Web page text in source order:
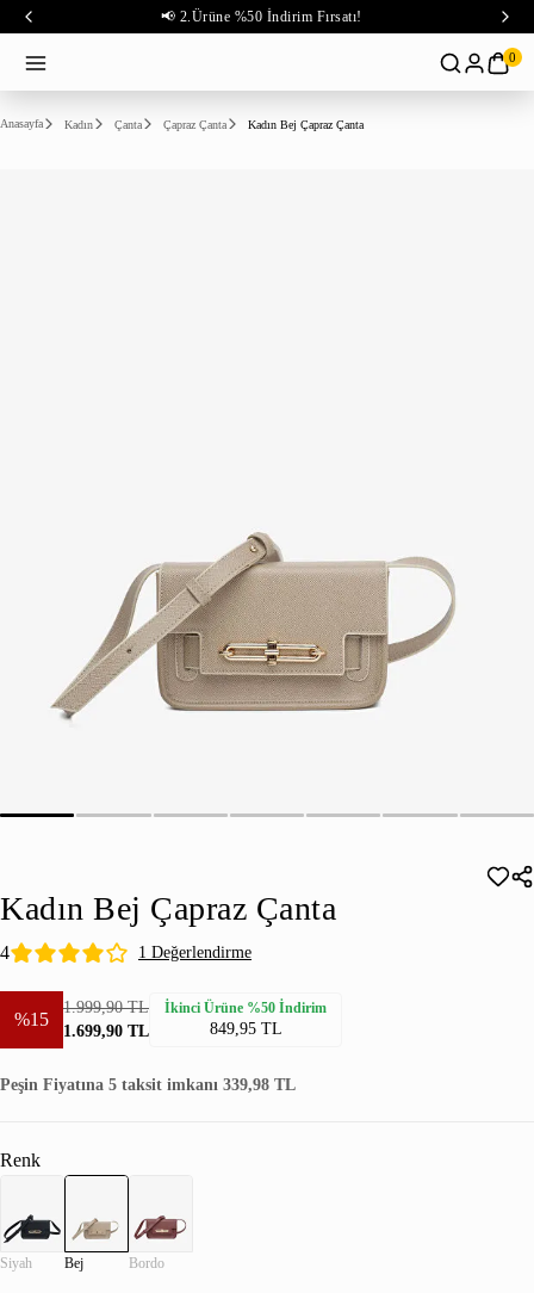
📢 2.Ürüne %50 İndirim Fırsatı!
0
Anasayfa Kadın Çanta Çapraz Çanta Kadın Bej Çapraz Çanta
Kadın Bej Çapraz Çanta
4 1 Değerlendirme
%15
1.999,90 TL
1.699,90 TL
İkinci Ürüne %50 İndirim
849,95 TL
Peşin Fiyatına 5 taksit imkanı 339,98 TL
Renk
Siyah Bej Bordo